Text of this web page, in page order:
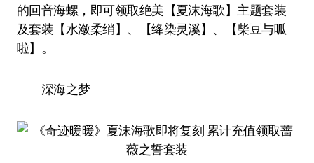
的回音海螺，即可领取绝美【夏沫海歌】主题套装
及套装【水潋柔绡】、【绛染灵溪】、【柴豆与呱
啦】。
深海之梦